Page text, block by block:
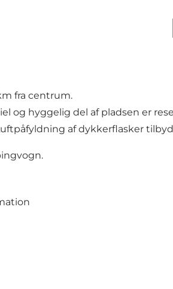
fra centrum.
og hyggelig del af pladsen er
af dykkerflasker